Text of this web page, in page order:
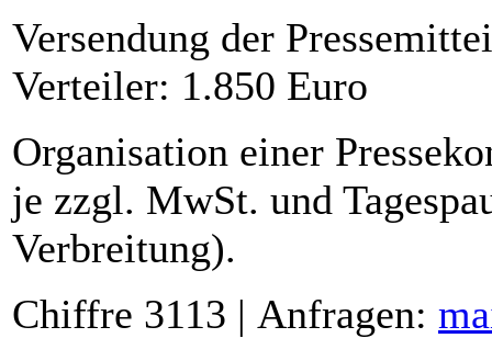
Versendung der
Verteiler: 1.850 Euro
Organisation einer
je zzgl. MwSt. und
Verbreitung).
Chiffre 3113 | Anfragen: